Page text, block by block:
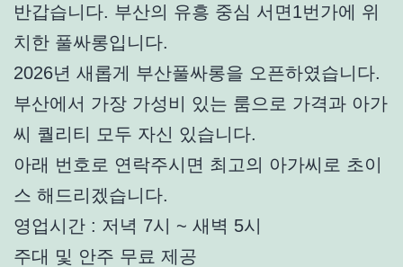
반갑습니다. 부산의 유흥 중심 서면1번가에 위
치한 풀싸롱입니다.
2026년 새롭게 부산풀싸롱을 오픈하였습니다.
부산에서 가장 가성비 있는 룸으로 가격과 아가
씨 퀄리티 모두 자신 있습니다.
아래 번호로 연락주시면 최고의 아가씨로 초이
스 해드리겠습니다.
영업시간 : 저녁 7시 ~ 새벽 5시
주대 및 안주 무료 제공